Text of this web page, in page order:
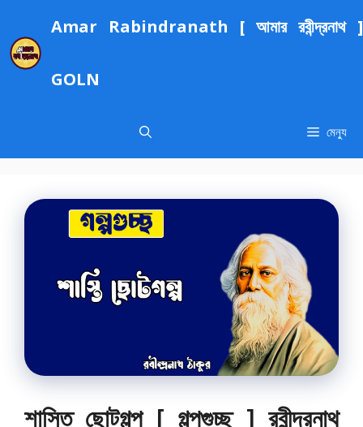
যান
Amar Rabindranath [ আমার রবীন্দ্রনাথ ]
GOLN
মেন্যু
শাস্তি ছোটগল্প [ গল্পগুচ্ছ ] রবীন্দ্রনাথ